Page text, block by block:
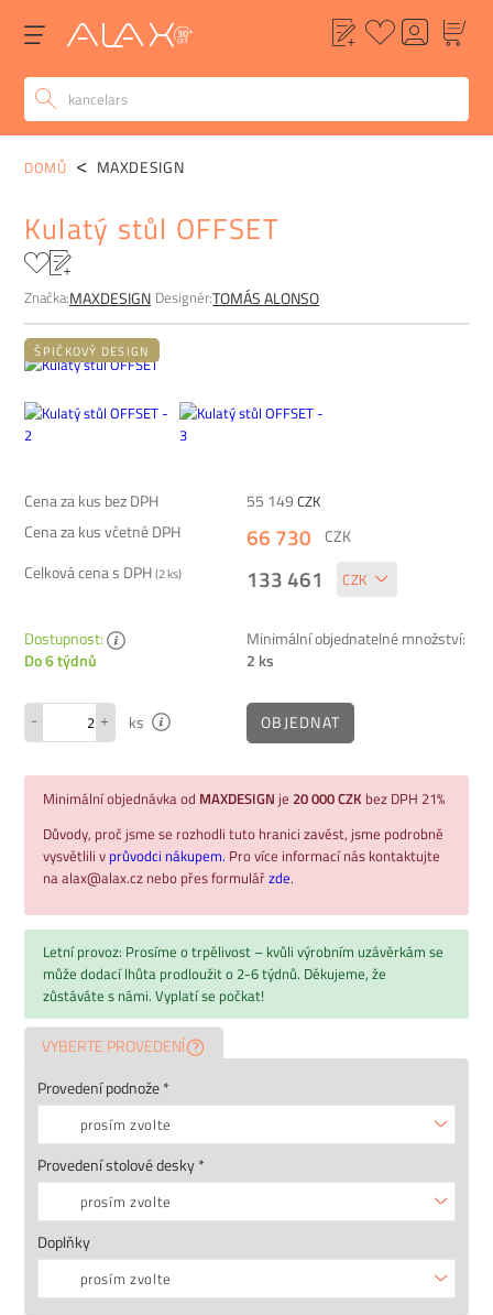
POPIS
DOMŮ MAXDESIGN
Kulatý stůl OFFSET
Značka:MAXDESIGN Designér:TOMÁS ALONSO
ŠPIČKOVÝ DESIGN
Cena za kus bez DPH 55 149 CZK
Cena za kus včetně DPH
66 730
CZK
Celková cena s DPH(2ks) 133 461
Dostupnost:
Do 6 týdnů
Minimální objednatelné množství:
2 ks
- + ks OBJEDNAT
Minimální objednávka od MAXDESIGN je 20 000 CZK bez DPH 21%
Důvody, proč jsme se rozhodli tuto hranici zavést, jsme podrobně
vysvětlili v průvodci nákupem. Pro více informací nás kontaktujte
na alax@alax.cz nebo přes formulářzde.
Letní provoz: Prosíme o trpělivost – kvůli výrobním uzávěrkám se
může dodací lhůta prodloužit o 2-6 týdnů. Děkujeme, že
zůstáváte s námi. Vyplatí se počkat!
VYBERTE PROVEDENÍ
Provedení podnože *
prosím zvolte
Provedení stolové desky *
prosím zvolte
Doplňky
prosím zvolte